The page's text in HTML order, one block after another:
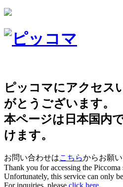
ピッコマにアクセス
がとうございます。
本ページは日本国内
けます。
お問い合わせはこちらからお願い
Thank you for accessing the Piccoma
Unfortunately, this service can only
For inquiries, please click here.